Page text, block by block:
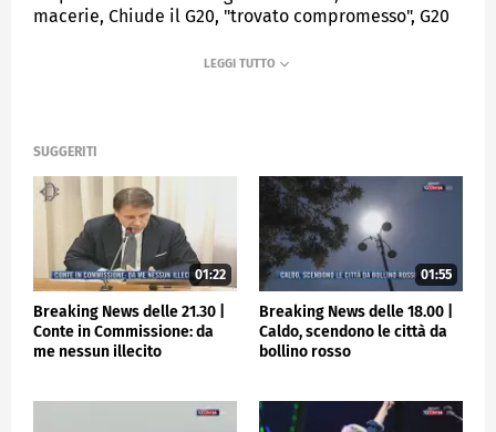
macerie, Chiude il G20, "trovato compromesso", G20
Ue: nessuna notifica, Estate di sangue sulle strade
SUGGERITI
01:22
Breaking News delle 21.30 |
Conte in Commissione: da
me nessun illecito
01:55
Breaking News delle 18.00 |
Caldo, scendono le città da
bollino rosso